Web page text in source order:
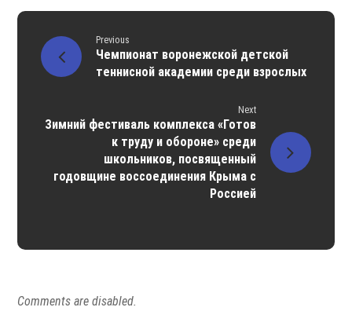
Previous
Чемпионат воронежской детской
теннисной академии среди взрослых
Next
Зимний фестиваль комплекса «Готов
к труду и обороне» среди
школьников, посвященный
годовщине воссоединения Крыма с
Россией
Comments are disabled.